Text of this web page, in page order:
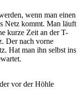
wenn man einen
Netz kommt. Man läuft
kurze Zeit an der T-
Der nach vorne
Hat man ihn selbst ins
vor der Höhle